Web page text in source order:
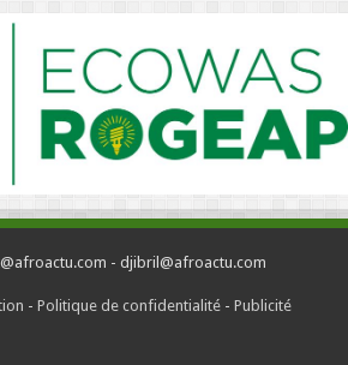
- djibril@afroactu.com
- Politique de confidentialité- Publicité